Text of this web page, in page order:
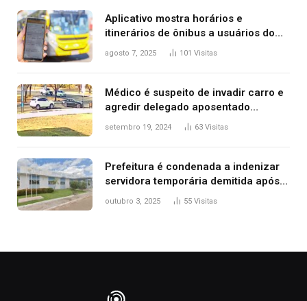
Aplicativo mostra horários e
itinerários de ônibus a usuários do
transporte público de Palmas; confira
agosto 7, 2025 101 Visitas
Médico é suspeito de invadir carro e
agredir delegado aposentado
durante confusão no trânsito
setembro 19, 2024 63 Visitas
Prefeitura é condenada a indenizar
servidora temporária demitida após
nascimento da filha
outubro 3, 2025 55 Visitas